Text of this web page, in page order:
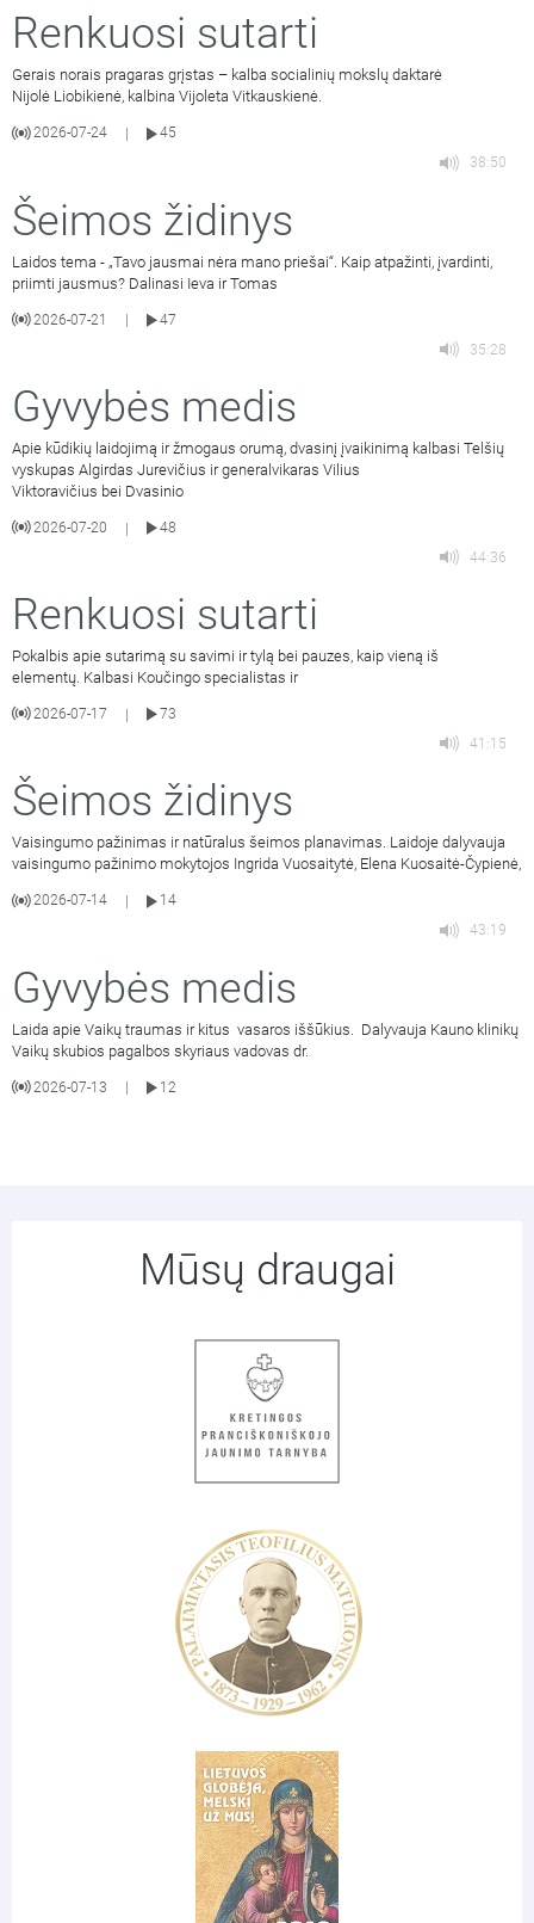
Renkuosi sutarti
Gerais norais pragaras grįstas – kalba socialinių mokslų daktarė
Nijolė Liobikienė, kalbina Vijoleta Vitkauskienė.
2026-07-24
45
38:50
Šeimos židinys
Laidos tema - „Tavo jausmai nėra mano priešai“. Kaip atpažinti, įvardinti,
priimti jausmus? Dalinasi Ieva ir Tomas
2026-07-21
47
35:28
Gyvybės medis
Apie kūdikių laidojimą ir žmogaus orumą, dvasinį įvaikinimą kalbasi Telšių
vyskupas Algirdas Jurevičius ir generalvikaras Vilius
Viktoravičius bei Dvasinio
2026-07-20 |
48
44:36
Renkuosi sutarti
Pokalbis apie sutarimą su savimi ir tylą bei pauzes, kaip vieną iš
elementų. Kalbasi Koučingo specialistas ir
2026-07-17 |
73
41:15
Šeimos židinys
Vaisingumo pažinimas ir natūralus šeimos planavimas. Laidoje dalyvauja
vaisingumo pažinimo mokytojos Ingrida Vuosaitytė, Elena Kuosaitė-Čypienė,
2026-07-14
14
43:19
Gyvybės medis
Laida apie Vaikų traumas ir kitus vasaros iššūkius. Dalyvauja Kauno klinikų
Vaikų skubios pagalbos skyriaus vadovas dr.
2026-07-13 12
Mūsų draugai